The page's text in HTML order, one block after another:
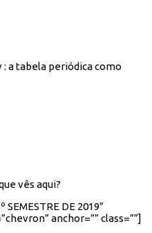
a tabela periódica como
vês aqui?
DE 2019″
anchor=”” class=””]